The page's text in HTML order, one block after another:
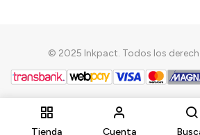
Tienda Cuenta
© 2025 Inkpact. Todos los